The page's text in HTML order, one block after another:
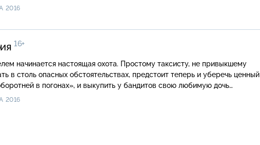
2016
16+
начинается настоящая охота. Простому таксисту, не привыкшему
в столь опасных обстоятельствах, предстоит теперь и уберечь ценный
в погонах», и выкупить у бандитов свою любимую дочь…
2016